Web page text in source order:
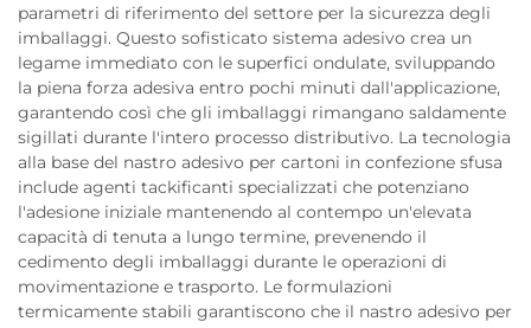
parametri di riferimento del settore per la sicurezza degli
imballaggi. Questo sofisticato sistema adesivo crea un
legame immediato con le superfici ondulate, sviluppando
la piena forza adesiva entro pochi minuti dall'applicazione,
garantendo così che gli imballaggi rimangano saldamente
sigillati durante l'intero processo distributivo. La tecnologia
alla base del nastro adesivo per cartoni in confezione sfusa
include agenti tackificanti specializzati che potenziano
l'adesione iniziale mantenendo al contempo un'elevata
capacità di tenuta a lungo termine, prevenendo il
cedimento degli imballaggi durante le operazioni di
movimentazione e trasporto. Le formulazioni
termicamente stabili garantiscono che il nastro adesivo per